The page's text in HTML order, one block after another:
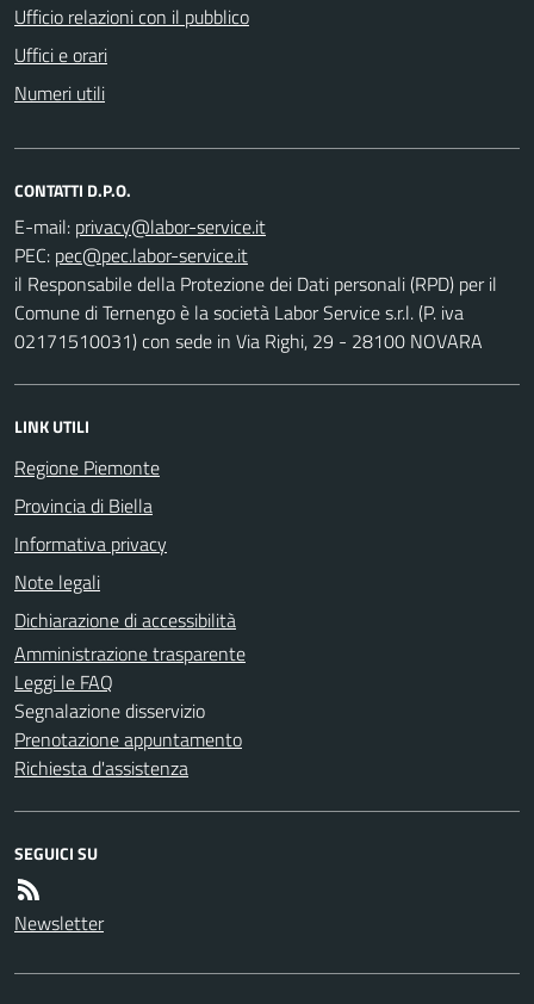
Ufficio relazioni con il pubblico
Uffici e orari
Numeri utili
CONTATTI D.P.O.
E-mail:
PEC:
il Responsabile della Protezione dei Dati personali (RPD) per il
Comune di Ternengo è la società Labor Service s.r.l. (P. iva
02171510031) con sede in Via Righi, 29 - 28100 NOVARA
LINK UTILI
Regione Piemonte
Provincia di Biella
Informativa privacy
Note legali
Dichiarazione di accessibilità
Amministrazione trasparente
Leggi le FAQ
Segnalazione disservizio
Prenotazione appuntamento
Richiesta d'assistenza
SEGUICI SU
Newsletter